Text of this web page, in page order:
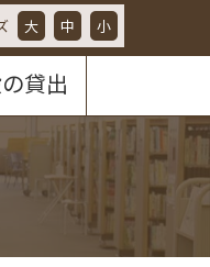
大 中 小
貸出